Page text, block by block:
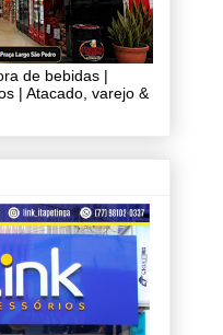
de bebidas |
| Atacado, varejo &